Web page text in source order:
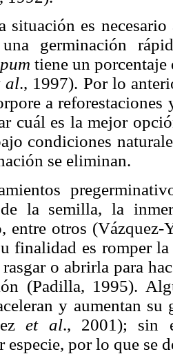
situación es
una germinación
tiene un
al., 1997). Por lo
a reforestaciones
cuál es la mejor
condiciones
se eliminan.
la semilla, la
entre otros (Vázquez-
finalidad es romper
o abrirla para
(Padilla, 1995).
y aumentan
et al., 2001); sin
especie, por lo que se